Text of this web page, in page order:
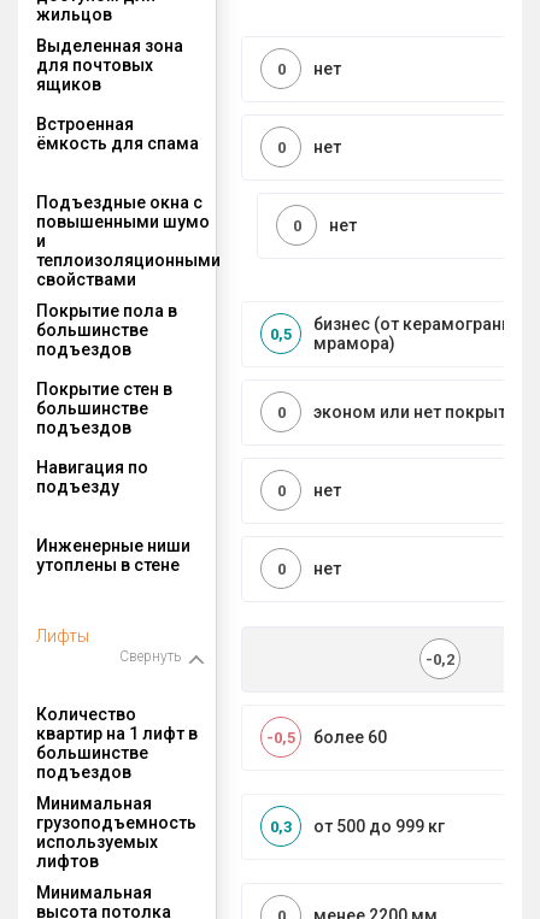
жильцов
Выделенная зона
для почтовых
ящиков
нет
0
Встроенная
ёмкость для спама
нет
0
Подъездные окна с
повышенными шумо
и
теплоизоляционными
свойствами
нет
0
Покрытие пола в
большинстве
подъездов
бизнес (от керамогранита
мрамора)
0,5
Покрытие стен в
большинстве
подъездов
эконом или нет покрытия
0
Навигация по
подъезду
нет
0
Инженерные ниши
утоплены в стене
нет
0
Лифты
Свернуть -0,2
Количество
квартир на 1 лифт в
большинстве
подъездов
более 60
-0,5
Минимальная
грузоподъемность
используемых
лифтов
от 500 до 999 кг
0,3
Минимальная
высота потолка